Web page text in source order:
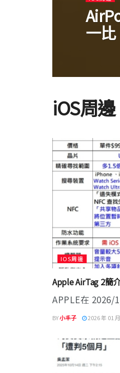
一
iOS周邊
IOS周邊
Apple AirTag 2簡
APPLE在 2026/
BY小丰子 2026 年 01